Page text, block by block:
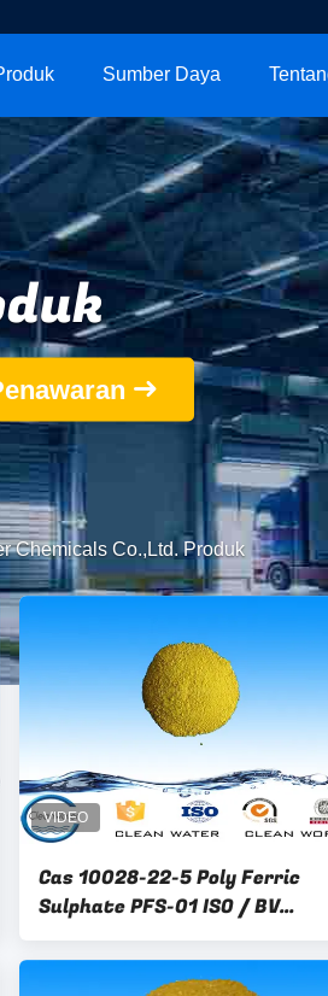
Sumber Daya
Chemicals Co.,Ltd. Produk
Cas 10028-22-5 Poly Ferric
Sulphate PFS-01 ISO / BV
digunakan untuk pengolahan
air Pembuatan kertas